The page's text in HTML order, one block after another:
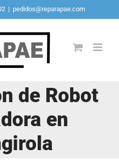
| pedidos@reparapae.com
de Robot
en